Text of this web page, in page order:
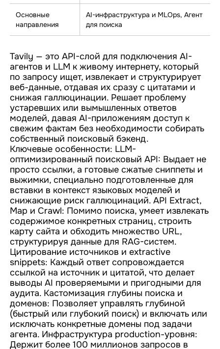
Основные
направления
AI-инфраструктура и MLOps, Агент
для поиска
Tavily — это API-слой для подключения AI-
агентов и LLM к живому интернету, который
по запросу ищет, извлекает и структурирует
веб-данные, отдавая их сразу с цитатами и
снижая галлюцинации. Решает проблему
устаревших или вымышленных ответов
моделей, давая AI-приложениям доступ к
свежим фактам без необходимости собирать
собственный поисковый бэкенд.
Ключевые особенности: LLM-
оптимизированный поисковый API: Выдает не
просто ссылки, а готовые сжатые сниппеты и
выжимки, специально подготовленные для
вставки в контекст языковых моделей и
снижающие риск галлюцинаций. API Extract,
Map и Crawl: Помимо поиска, умеет извлекать
содержимое конкретных страниц, строить
карту сайта и обходить множество URL,
структурируя данные для RAG-систем.
Цитирование источников и extractive
snippets: Каждый ответ сопровождается
ссылкой на источник и цитатой, что делает
выводы AI проверяемыми и пригодными для
аудита. Кастомизация глубины поиска и
доменов: Позволяет управлять глубиной
(быстрый или глубокий поиск) и включать или
исключать конкретные домены под задачи
агента. Инфраструктура production-уровня:
Держит более 100 миллионов запросов в